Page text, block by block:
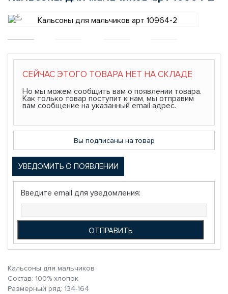
СЕЙЧАС ЭТОГО ТОВАРА НЕТ НА СКЛАДЕ
Но мы можем сообщить вам о появлении товара.
Как только товар поступит к нам, мы отправим
вам сообщение на указанный email адрес.
Вы подписаны на товар
УВЕДОМИТЬ О ПОЯВЛЕНИИ
Введите email для уведомления:
Кальсоны для мальчиков
Состав: 100% хлопок
Размерный ряд: 134-164